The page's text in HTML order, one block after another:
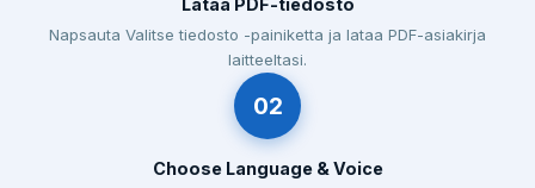
Napsauta Valitse tiedosto -painiketta ja lataa PDF-asiakirja
laitteeltasi.
02
Choose Language & Voice